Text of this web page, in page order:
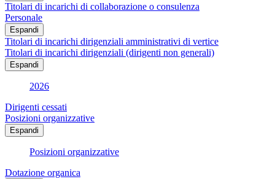
Titolari di incarichi di collaborazione o consulenza
Personale
Espandi
Titolari di incarichi dirigenziali amministrativi di vertice
Titolari di incarichi dirigenziali (dirigenti non generali)
Espandi
2026
Dirigenti cessati
Posizioni organizzative
Espandi
Posizioni organizzative
Dotazione organica